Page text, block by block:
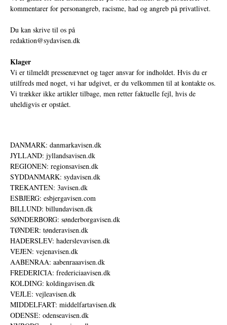
kommentarer for personangreb, racisme, had og angreb på privatlivet.
Du kan skrive til os på
redaktion@sydavisen.dk
Klager
Vi er tilmeldt pressenævnet og tager ansvar for indholdet. Hvis du er
utilfreds med noget, vi har udgivet, er du velkommen til at kontakte os.
Vi trækker ikke artikler tilbage, men retter faktuelle fejl, hvis de
uheldigvis er opstået.
DANMARK: danmarkavisen.dk
JYLLAND: jyllandsavisen.dk
REGIONEN: regionsavisen.dk
SYDDANMARK: sydavisen.dk
TREKANTEN: 3avisen.dk
ESBJERG: esbjergavisen.com
BILLUND: billundavisen.dk
SØNDERBORG: sønderborgavisen.dk
TØNDER: tønderavisen.dk
HADERSLEV: haderslevavisen.dk
VEJEN: vejenavisen.dk
AABENRAA: aabenraaavisen.dk
FREDERICIA: fredericiaavisen.dk
KOLDING: koldingavisen.dk
VEJLE: vejleavisen.dk
MIDDELFART: middelfartavisen.dk
ODENSE: odenseavisen.dk